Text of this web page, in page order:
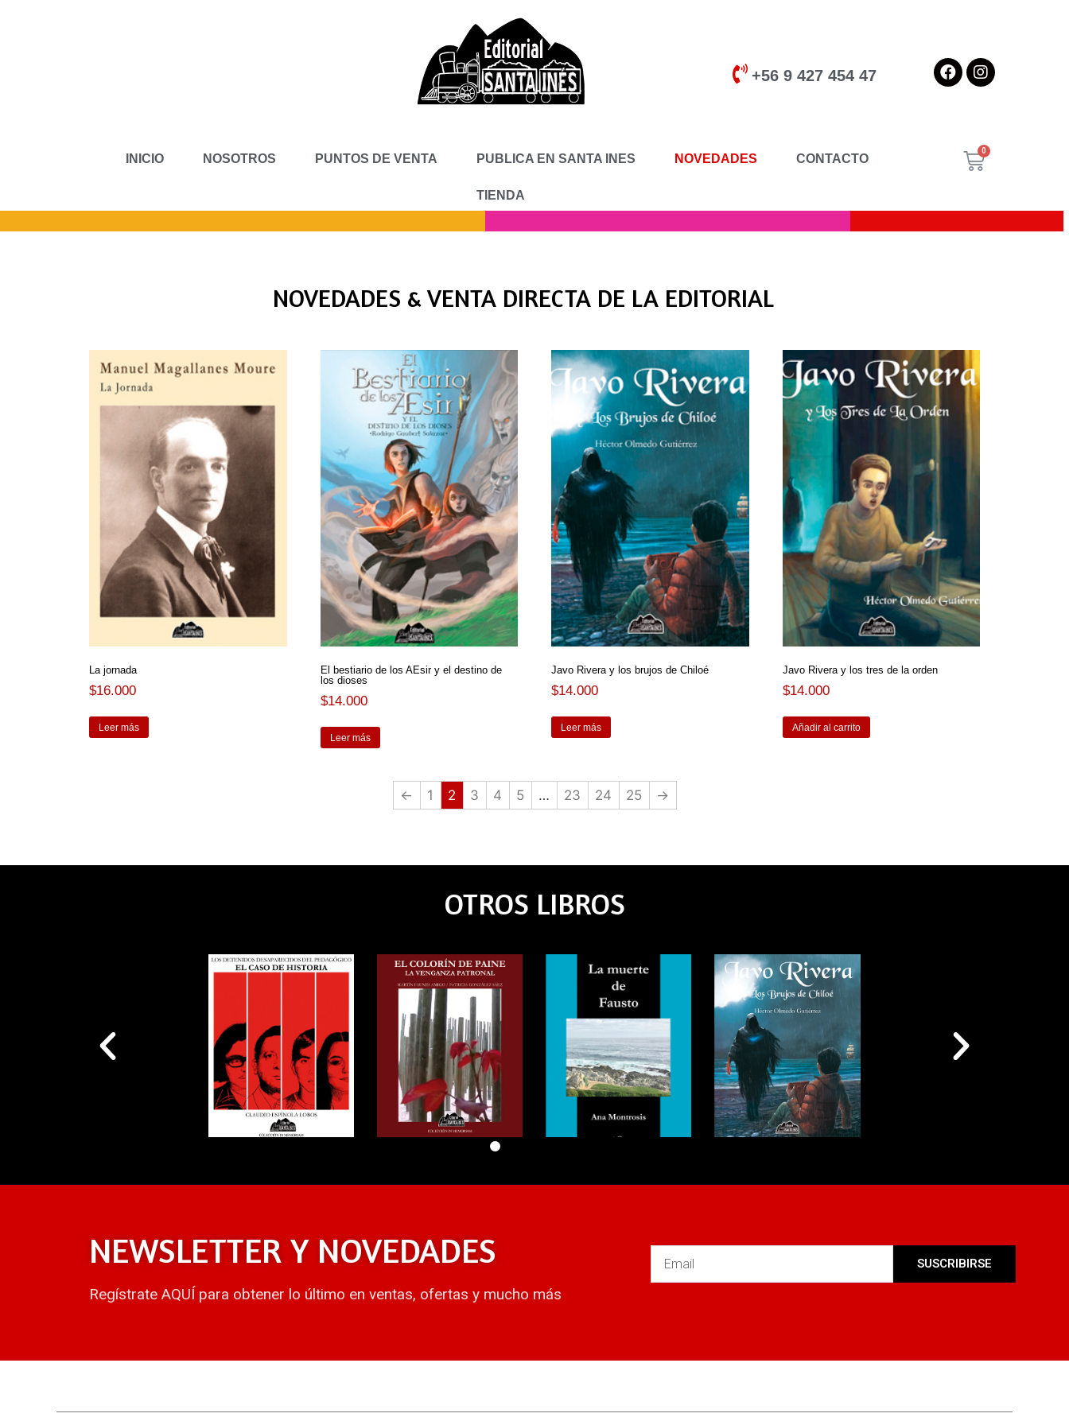
+56 9 427 454 47
INICIO NOSOTROS PUNTOS DE VENTA PUBLICA EN SANTA INES NOVEDADES CONTACTO
TIENDA
NOVEDADES & VENTA DIRECTA DE LA EDITORIAL
La jornada
$16.000
Leer más
El bestiario de los AEsir y el destino de
los dioses
$14.000
Leer más
Javo Rivera y los brujos de Chiloé
$14.000
Leer más
Javo Rivera y los tres de la orden
$14.000
Añadir al carrito
← 1 2 3 4 5 … 23 24 25 →
OTROS LIBROS
NEWSLETTER Y NOVEDADES
Regístrate AQUÍ para obtener lo último en ventas, ofertas y mucho más
SUSCRIBIRSE